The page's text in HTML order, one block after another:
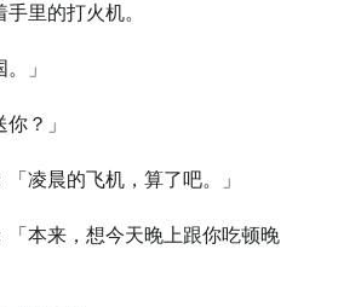
里的打火机。
」
？」
凌晨的飞机，算了吧。」
「本来，想今天晚上跟你吃顿晚